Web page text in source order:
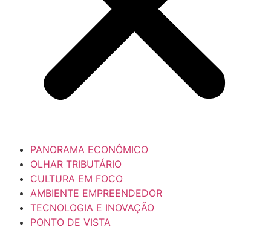
PANORAMA ECONÔMICO
OLHAR TRIBUTÁRIO
CULTURA EM FOCO
AMBIENTE EMPREENDEDOR
TECNOLOGIA E INOVAÇÃO
PONTO DE VISTA